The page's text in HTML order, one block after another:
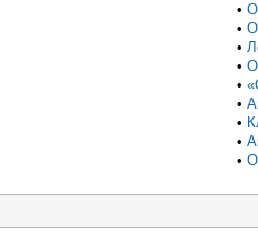
•
•
•
•
•
•
•
•
•